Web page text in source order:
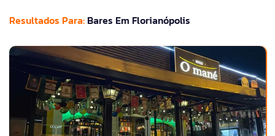
Resultados Para: Bares Em Florianópolis